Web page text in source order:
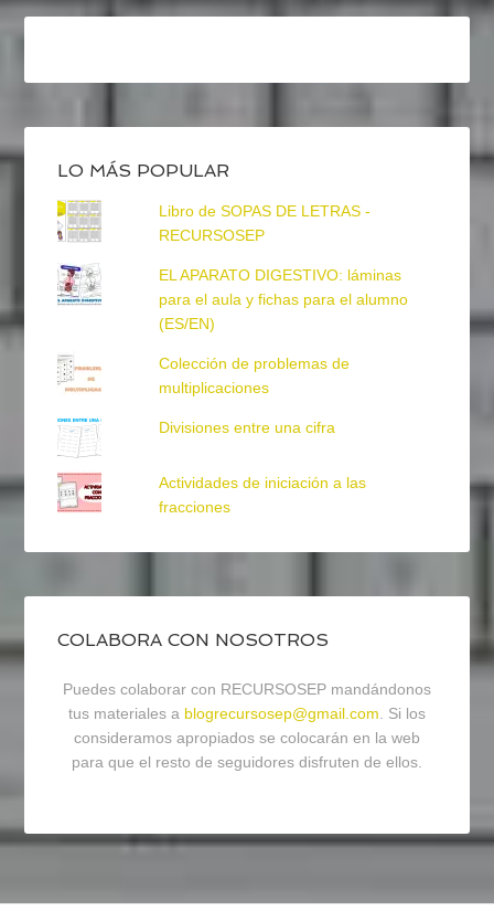
LO MÁS POPULAR
Libro de SOPAS DE LETRAS -
RECURSOSEP
EL APARATO DIGESTIVO: láminas
para el aula y fichas para el alumno
(ES/EN)
Colección de problemas de
multiplicaciones
Divisiones entre una cifra
Actividades de iniciación a las
fracciones
COLABORA CON NOSOTROS
Puedes colaborar con RECURSOSEP mandándonos
tus materiales a blogrecursosep@gmail.com. Si los
consideramos apropiados se colocarán en la web
para que el resto de seguidores disfruten de ellos.